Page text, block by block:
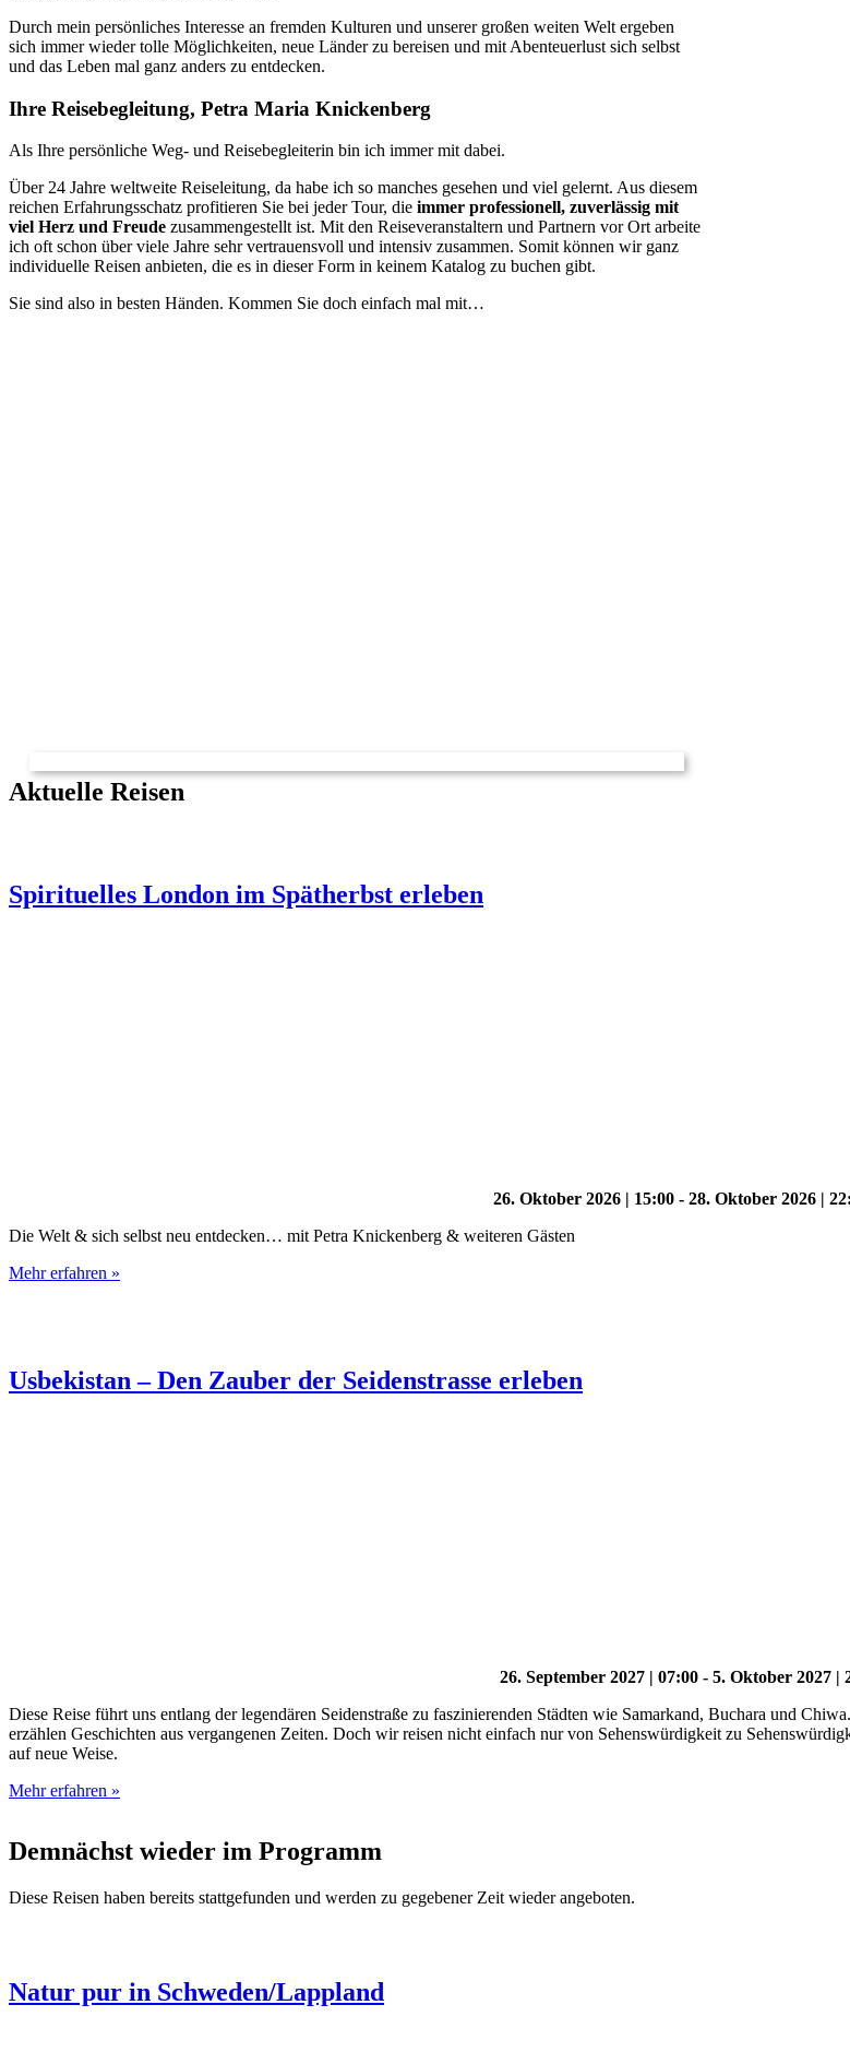
Durch mein persönliches Interesse an fremden Kulturen und unserer großen weiten Welt ergeben
sich immer wieder tolle Möglichkeiten, neue Länder zu bereisen und mit Abenteuerlust sich selbst
und das Leben mal ganz anders zu entdecken.
Ihre Reisebegleitung, Petra Maria Knickenberg
Als Ihre persönliche Weg- und Reisebegleiterin bin ich immer mit dabei.
Über 24 Jahre weltweite Reiseleitung, da habe ich so manches gesehen und viel gelernt. Aus diesem
reichen Erfahrungsschatz profitieren Sie bei jeder Tour, die immer professionell, zuverlässig mit
viel Herz und Freude zusammengestellt ist. Mit den Reiseveranstaltern und Partnern vor Ort arbeite
ich oft schon über viele Jahre sehr vertrauensvoll und intensiv zusammen. Somit können wir ganz
individuelle Reisen anbieten, die es in dieser Form in keinem Katalog zu buchen gibt.
Sie sind also in besten Händen. Kommen Sie doch einfach mal mit…
Aktuelle Reisen
Spirituelles London im Spätherbst erleben
26. Oktober 2026 | 15:00 - 28. Oktober 2026 |
Die Welt & sich selbst neu entdecken… mit Petra Knickenberg & weiteren Gästen
Mehr erfahren »
Usbekistan – Den Zauber der Seidenstrasse erleben
26. September 2027 | 07:00 - 5. Oktober 2027 |
Diese Reise führt uns entlang der legendären Seidenstraße zu faszinierenden Städten wie Samarkand, Buchara und
erzählen Geschichten aus vergangenen Zeiten. Doch wir reisen nicht einfach nur von Sehenswürdigkeit zu
auf neue Weise.
Mehr erfahren »
Demnächst wieder im Programm
Diese Reisen haben bereits stattgefunden und werden zu gegebener Zeit wieder angeboten.
Natur pur in Schweden/Lappland